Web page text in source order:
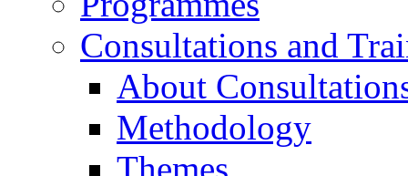
Consultations and
About
Methodology
Themes